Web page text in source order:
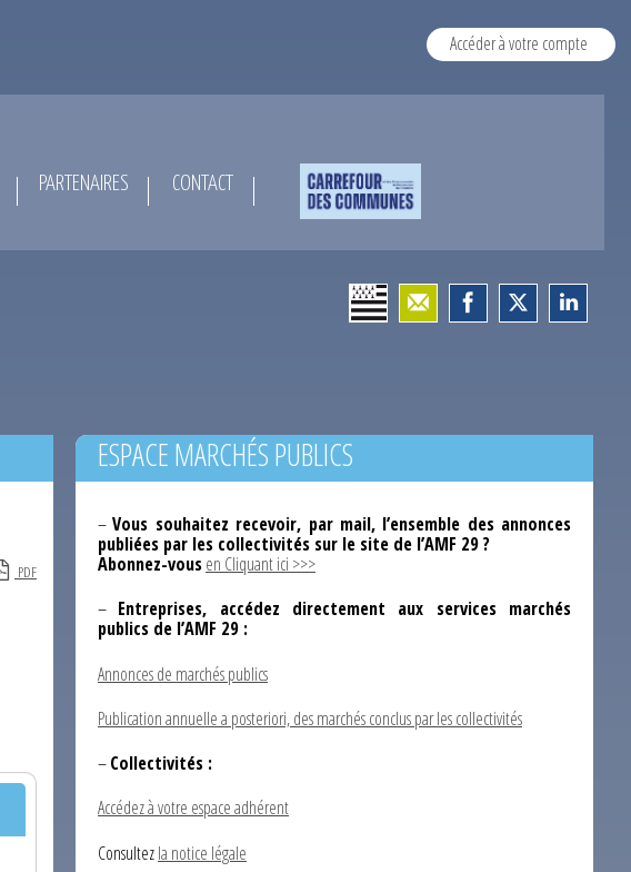
Accéder à votre compte
PARTENAIRES CONTACT
PDF
ESPACE MARCHÉS PUBLICS
–Vous souhaitez recevoir, par mail, l’ensemble des annonces
publiées par les collectivités sur le site de l’AMF 29 ?
Abonnez-vousen Cliquant ici >>>
– Entreprises, accédez directement aux services marchés
publics de l’AMF 29 :
Annonces de marchés publics
Publication annuelle a posteriori, des marchés conclus par les collectivités
–Collectivités :
Accédez à votre espace adhérent
Consultezla notice légale